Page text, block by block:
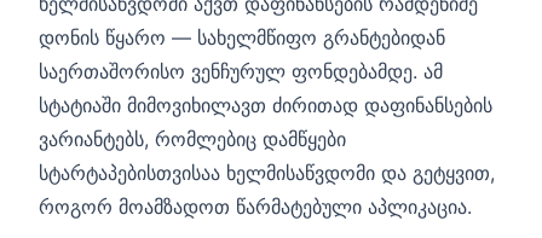
დონის წყარო — სახელმწიფო გრანტებიდან
საერთაშორისო ვენჩურულ ფონდებამდე. ამ
სტატიაში მიმოვიხილავთ ძირითად დაფინანსების
ვარიანტებს, რომლებიც დამწყები
სტარტაპებისთვისაა ხელმისაწვდომი და გეტყვით,
როგორ მოამზადოთ წარმატებული აპლიკაცია.